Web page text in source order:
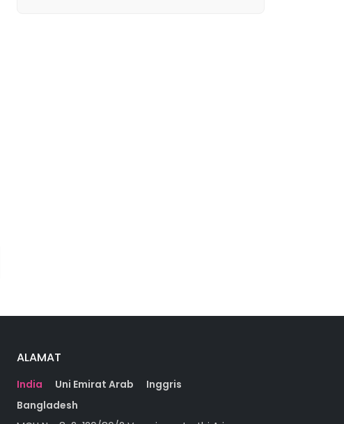
ALAMAT
India Uni Emirat Arab
Inggris
Bangladesh